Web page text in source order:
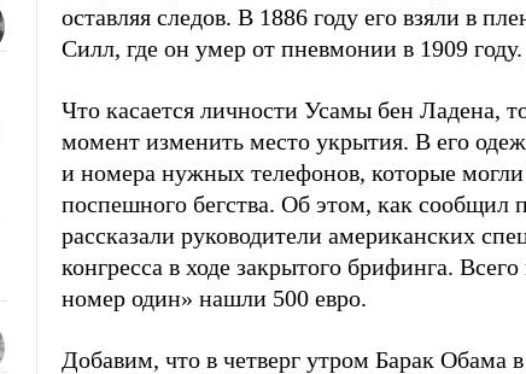
оставляя следов. В 1886 году его взяли в
Силл, где он умер от пневмонии в 1909 году.
Что касается личности Усамы бен Ладена,
момент изменить место укрытия. В его
и номера нужных телефонов, которые могли
поспешного бегства. Об этом, как сообщил
рассказали руководители американских
конгресса в ходе закрытого брифинга.
номер один» нашли 500 евро.
Добавим, что в четверг утром Барак Обама